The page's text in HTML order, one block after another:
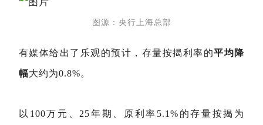
图源： 央行上海总部
有媒体给出了乐观的预计，存量按揭利率的平均降
幅大约为0.8%。
以100万元、25年期、原利率5.1%的存量按揭为